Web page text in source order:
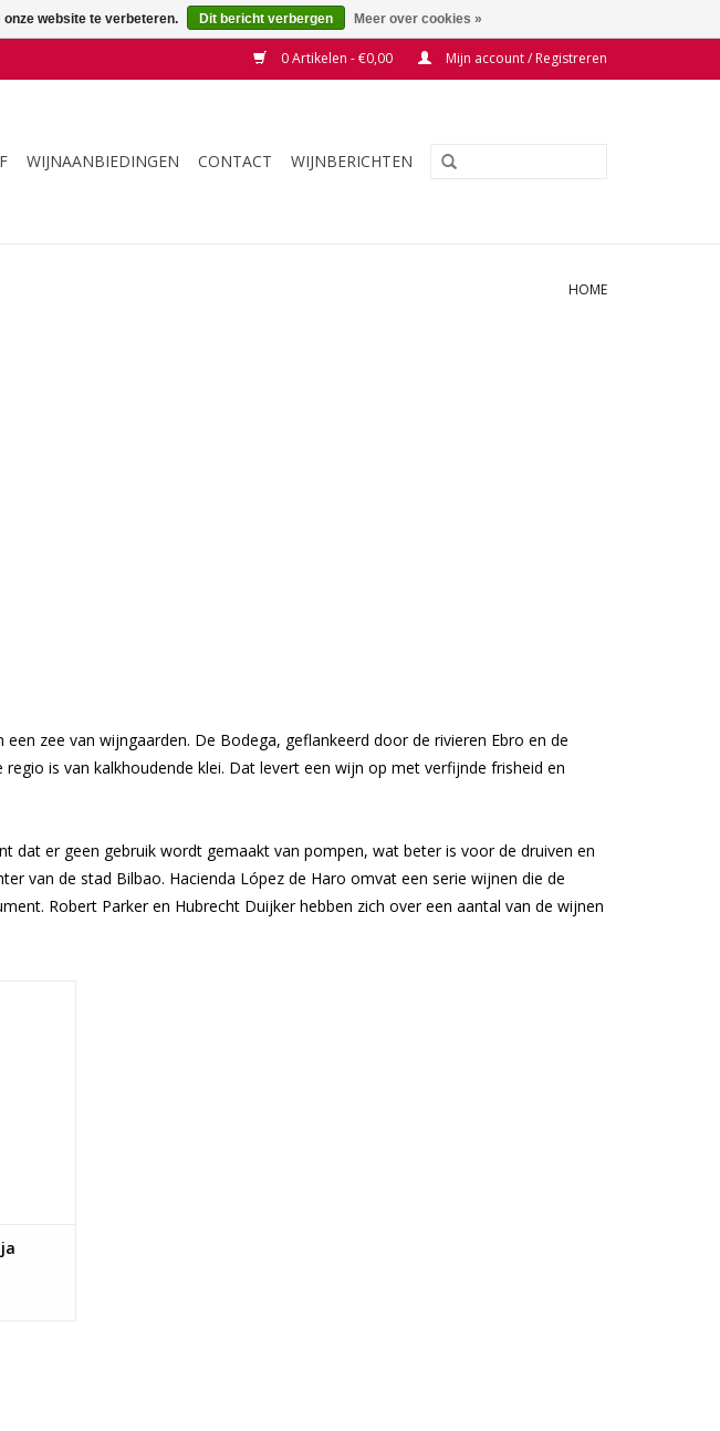
0 Artikelen - €0,00 Mijn account / Registreren
WIJNAANBIEDINGEN CONTACT WIJNBERICHTEN
HOME
zee van wijngaarden. De Bodega, geflankeerd door de rivieren Ebro en de
is van kalkhoudende klei. Dat levert een wijn op met verfijnde frisheid en
dat er geen gebruik wordt gemaakt van pompen, wat beter is voor de druiven en
van de stad Bilbao. Hacienda López de Haro omvat een serie wijnen die de
Robert Parker en Hubrecht Duijker hebben zich over een aantal van de wijnen
diepe
een
op
rustige
is het
met
website te verbeteren. Dit bericht verbergen Meer over cookies »